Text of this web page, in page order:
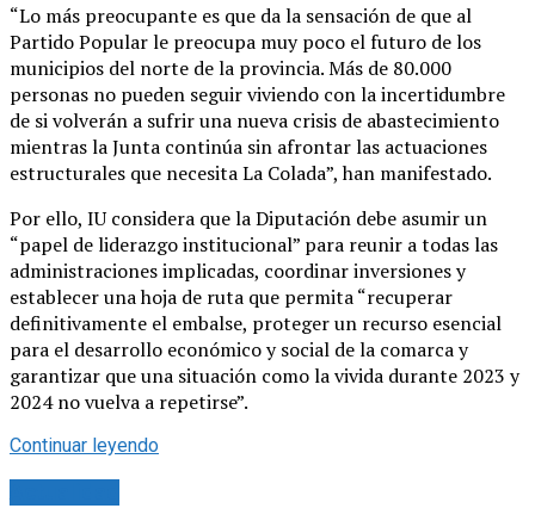
“Lo más preocupante es que da la sensación de que al
Partido Popular le preocupa muy poco el futuro de los
municipios del norte de la provincia. Más de 80.000
personas no pueden seguir viviendo con la incertidumbre
de si volverán a sufrir una nueva crisis de abastecimiento
mientras la Junta continúa sin afrontar las actuaciones
estructurales que necesita La Colada”, han manifestado.
Por ello, IU considera que la Diputación debe asumir un
“papel de liderazgo institucional” para reunir a todas las
administraciones implicadas, coordinar inversiones y
establecer una hoja de ruta que permita “recuperar
definitivamente el embalse, proteger un recurso esencial
para el desarrollo económico y social de la comarca y
garantizar que una situación como la vivida durante 2023 y
2024 no vuelva a repetirse”.
Continuar leyendo